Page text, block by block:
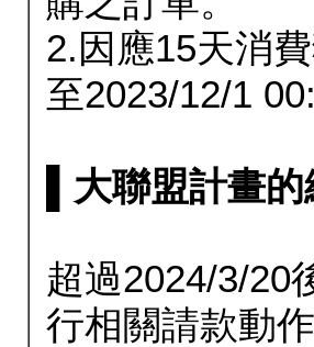
2.因應15天消
至2023/12/1
▌大聯盟計畫
超過2024/3/20
行相關請款動